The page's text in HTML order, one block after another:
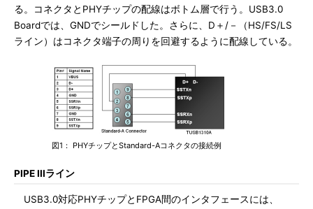
る。コネクタとPHYチップの配線はボトム層で行う。USB3.0
Boardでは、GNDでシールドした。さらに、D＋/－（HS/FS/LS
ライン）はコネクタ端子の周りを回避するように配線している。
図1： PHYチップとStandard-Aコネクタの接続例
PIPE IIIライン
USB3.0対応PHYチップとFPGA間のインタフェースには、